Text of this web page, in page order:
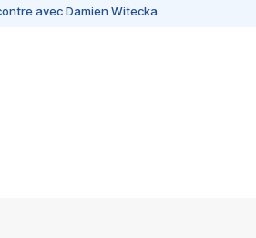
avec Damien Witecka